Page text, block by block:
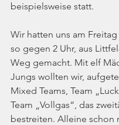
beispielsweise statt.
Wir hatten uns am
so gegen 2 Uhr, aus
Weg gemacht. Mit elf
Jungs wollten wir,
Mixed Teams, Team
Team „Vollgas“, das
bestreiten. Alleine schon